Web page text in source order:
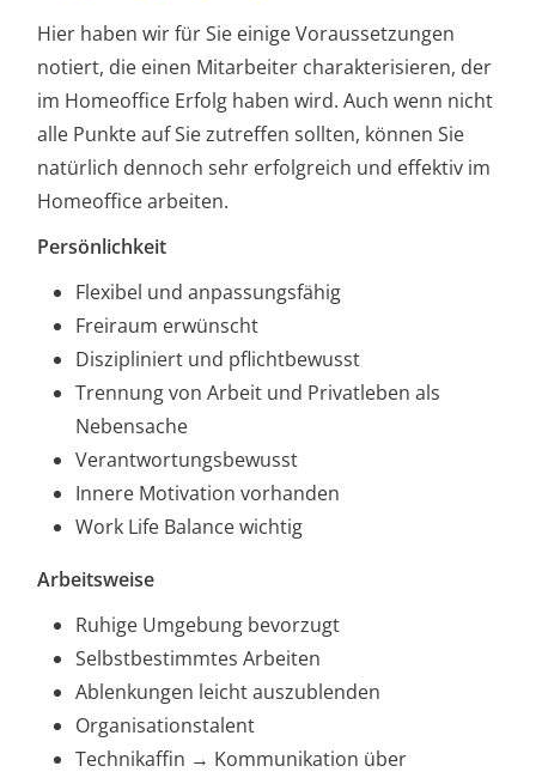
Hier haben wir für Sie einige Voraussetzungen
notiert, die einen Mitarbeiter charakterisieren, der
im Homeoffice Erfolg haben wird. Auch wenn nicht
alle Punkte auf Sie zutreffen sollten, können Sie
natürlich dennoch sehr erfolgreich und effektiv im
Homeoffice arbeiten.
Persönlichkeit
Flexibel und anpassungsfähig
Freiraum erwünscht
Diszipliniert und pflichtbewusst
Trennung von Arbeit und Privatleben als
Nebensache
Verantwortungsbewusst
Innere Motivation vorhanden
Work Life Balance wichtig
Arbeitsweise
Ruhige Umgebung bevorzugt
Selbstbestimmtes Arbeiten
Ablenkungen leicht auszublenden
Organisationstalent
Technikaffin → Kommunikation über